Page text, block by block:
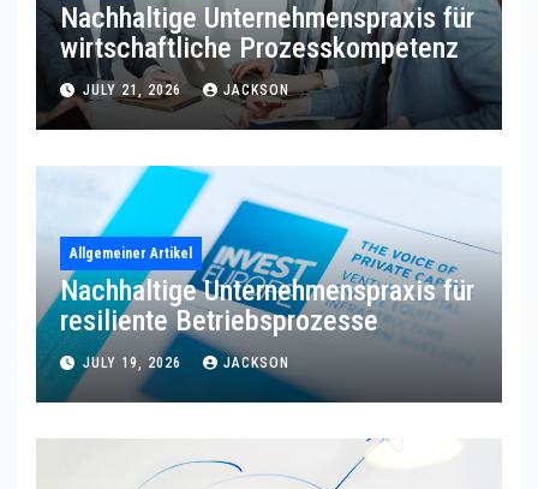
Nachhaltige Unternehmenspraxis für
wirtschaftliche Prozesskompetenz
JULY 21, 2026 JACKSON
Allgemeiner Artikel
Nachhaltige Unternehmenspraxis für
resiliente Betriebsprozesse
JULY 19, 2026 JACKSON